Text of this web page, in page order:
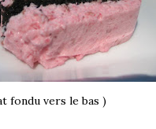
fondu vers le bas )